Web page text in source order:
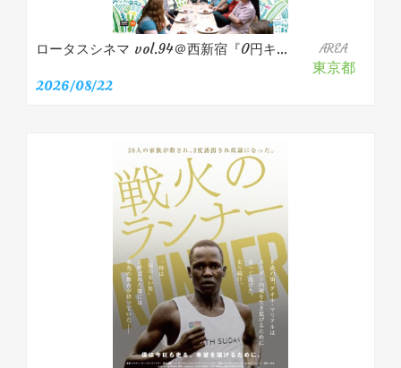
ロータスシネマ vol.94＠西新宿『0円キ... AREA
東京都
2026/08/22